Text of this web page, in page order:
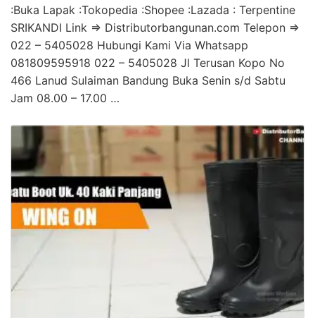
:Buka Lapak :Tokopedia :Shopee :Lazada : Terpentine
SRIKANDI Link => Distributorbangunan.com Telepon =>
022 – 5405028 Hubungi Kami Via Whatsapp
081809595918 022 – 5405028 Jl Terusan Kopo No
466 Lanud Sulaiman Bandung Buka Senin s/d Sabtu
Jam 08.00 – 17.00 …